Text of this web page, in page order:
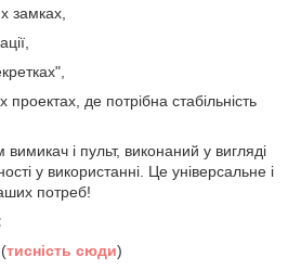
замках,
проектах, де потрібна стабільність
і пульт, виконаний у вигляді
у використанні. Це універсальне і
потреб!
тисність сюди)